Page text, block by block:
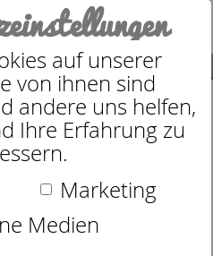
SUCHE
auf unserer
von ihnen sind
andere uns helfen,
Ihre Erfahrung zu
Marketing
Medien